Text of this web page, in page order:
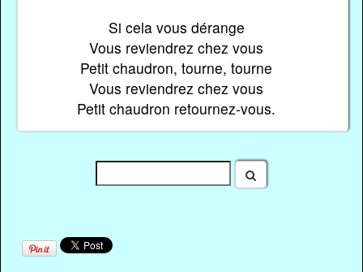
Si cela vous dérange
Vous reviendrez chez vous
Petit chaudron, tourne, tourne
Vous reviendrez chez vous
Petit chaudron retournez-vous.